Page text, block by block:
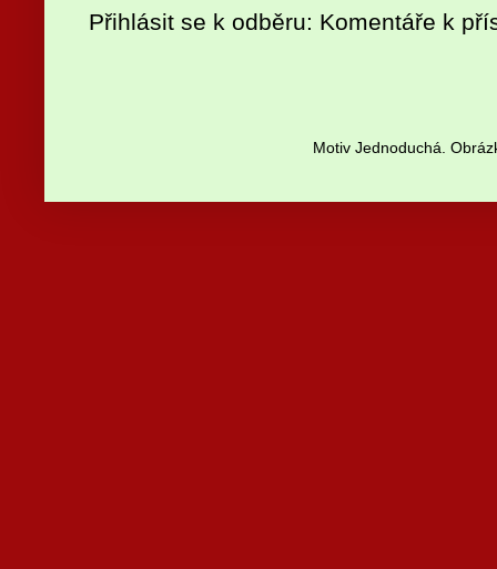
Přihlásit se k odběru: Komentáře k
Motiv Jednoduchá.